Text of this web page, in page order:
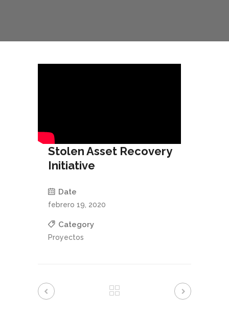
Stolen Asset Recovery
Initiative
Date
febrero 19, 2020
Category
Proyectos